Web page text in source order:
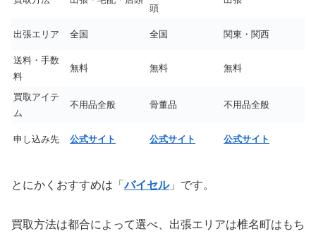
頭
出張エリア 全国 全国 関東・関西
送料・手数
料
無料 無料 無料
買取アイテ
ム
不用品全般 骨董品 不用品全般
申し込み先 公式サイト 公式サイト 公式サイト
とにかくおすすめは「バイセル」です。
買取方法は都合によって選べ、出張エリアは椎名町はもち